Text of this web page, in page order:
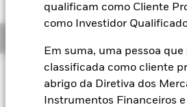
qualificam como Cliente
como Investidor
Em suma, uma pessoa que
classificada como cliente
abrigo da Diretiva dos
Instrumentos Financeiros
iShares
Aladdin
A nossa empresa
Filosofia de investimento
O Fundo US Growth visa maximizar a